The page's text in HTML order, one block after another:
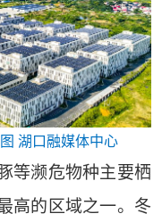
湖口融媒体中心
濒危物种主要栖
高的区域之一。冬